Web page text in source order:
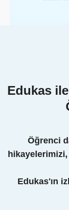
Edukas
Öğrenci
Edukas'ın